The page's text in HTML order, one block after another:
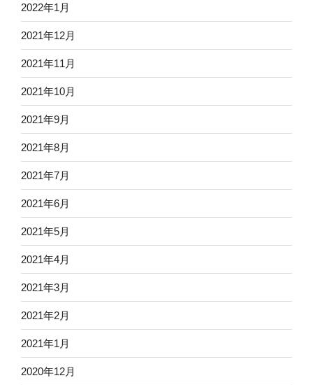
2022年1月
2021年12月
2021年11月
2021年10月
2021年9月
2021年8月
2021年7月
2021年6月
2021年5月
2021年4月
2021年3月
2021年2月
2021年1月
2020年12月